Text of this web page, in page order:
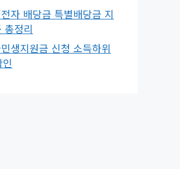
자 배당금 특별배당금 지
총정리
생지원금 신청 소득하위